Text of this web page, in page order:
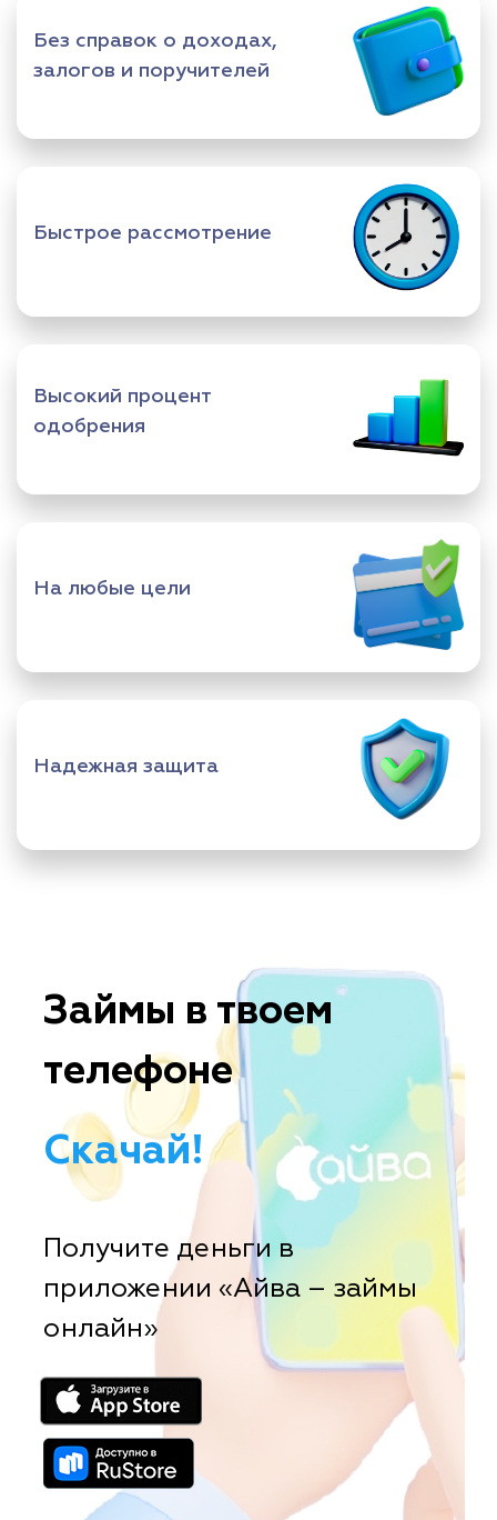
Без справок о доходах,
залогов и поручителей
Быстрое рассмотрение
Высокий процент
одобрения
На любые цели
Надежная защита
Займы в твоем
телефоне
Скачай!
Получите деньги в
приложении «Айва – займы
онлайн»